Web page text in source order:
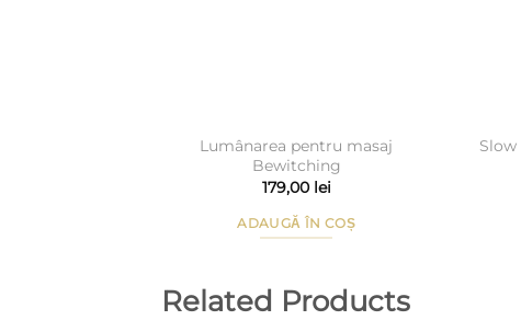
Lumânarea pentru masaj
Bewitching
179,00 lei
ADAUGĂ ÎN COȘ
Slow
Related Products